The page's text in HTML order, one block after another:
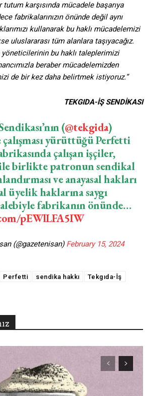
tutum karşısında mücadele başarıya
fabrikalarınızın önünde değil aynı
kullanarak bu haklı mücadelemizi
uluslararası tüm alanlara taşıyacağız.
bu haklı taleplerimizi
beraber mücadelemizden
de bir kez daha belirtmek istiyoruz.”
TEKGIDA-İŞ SENDİKASI
(@tekgida)
yürüttüğü Perfetti
çalışan işçiler,
birlikte patronun sendikal
ve anayasal hakları
üyelik haklarına saygı
fabrikanın önünde…
pEWlLFA5IW
(@gazetenisan) February 15, 2024
Perfetti sendika hakkı Tekgıda-İş